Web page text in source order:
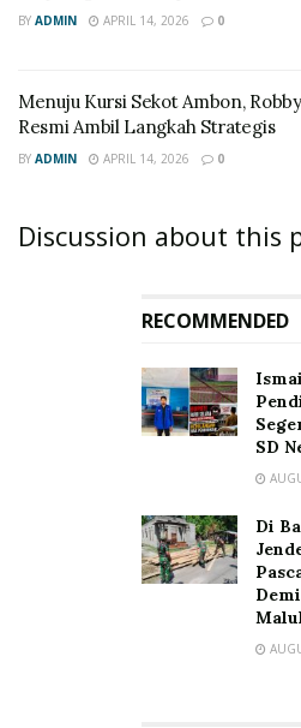
BY ADMIN APRIL 14, 2026 0
Menuju Kursi Sekot Ambon,
Resmi Ambil Langkah Strategis
BY ADMIN APRIL 14, 2026 0
Discussion about this
RECOMMENDED
SD
Di